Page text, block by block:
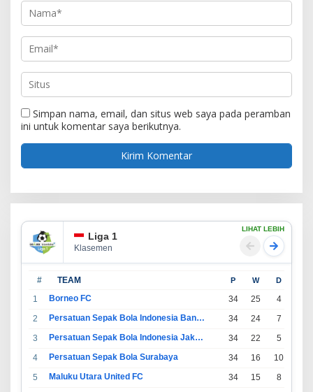
Simpan nama, email, dan situs web saya pada peramban
ini untuk komentar saya berikutnya.
Liga 1
Klasemen
LIHAT LEBIH
# TEAM P W D
1 Borneo FC 34 25 4
2
Persatuan Sepak Bola Indonesia Bandung 34 24 7
3
Persatuan Sepak Bola Indonesia Jakarta 34 22 5
4
Persatuan Sepak Bola Surabaya 34 16 10
5
Maluku Utara United FC 34 15 8